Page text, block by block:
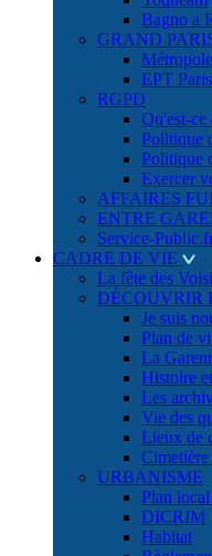
Bagno a
GRAND
EPT
RGPD
Qu'est-
Politique
Politique
Exercer
AFFAIRES
ENTRE
Service-
CADRE DE VIE
La fête des
DÉCOUVRIR
Je suis
Plan de
La
Histoire
Les
Vie des
Lieux de
URBANISME
Plan
DICRIM
Habitat